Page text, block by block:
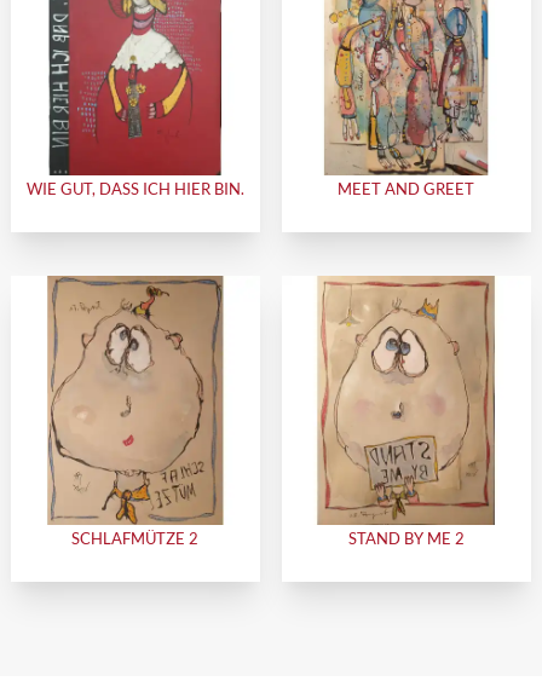
WIE GUT, DASS ICH HIER BIN. MEET AND GREET
SCHLAFMÜTZE 2 STAND BY ME 2